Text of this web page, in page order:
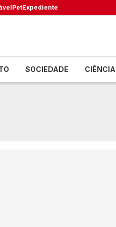
PetExpediente
SOCIEDADE CIÊNCIA